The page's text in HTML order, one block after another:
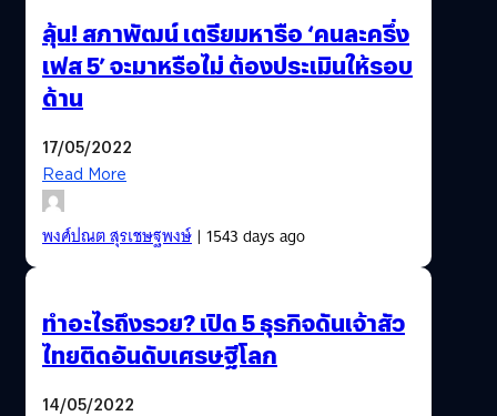
ลุ้น! สภาพัฒน์ เตรียมหารือ ‘คนละครึ่ง
เฟส 5’ จะมาหรือไม่ ต้องประเมินให้รอบ
ด้าน
17/05/2022
Read More
พงศ์ปณต สุรเชษฐพงษ์| 1543 days ago
ทำอะไรถึงรวย? เปิด 5 ธุรกิจดันเจ้าสัว
ไทยติดอันดับเศรษฐีโลก
14/05/2022